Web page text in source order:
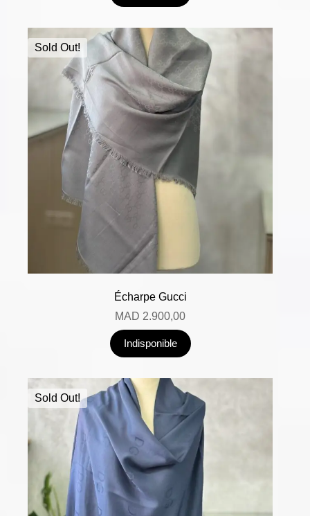
Sold Out!
Écharpe Gucci
MAD 2.900,00
Indisponible
Sold Out!